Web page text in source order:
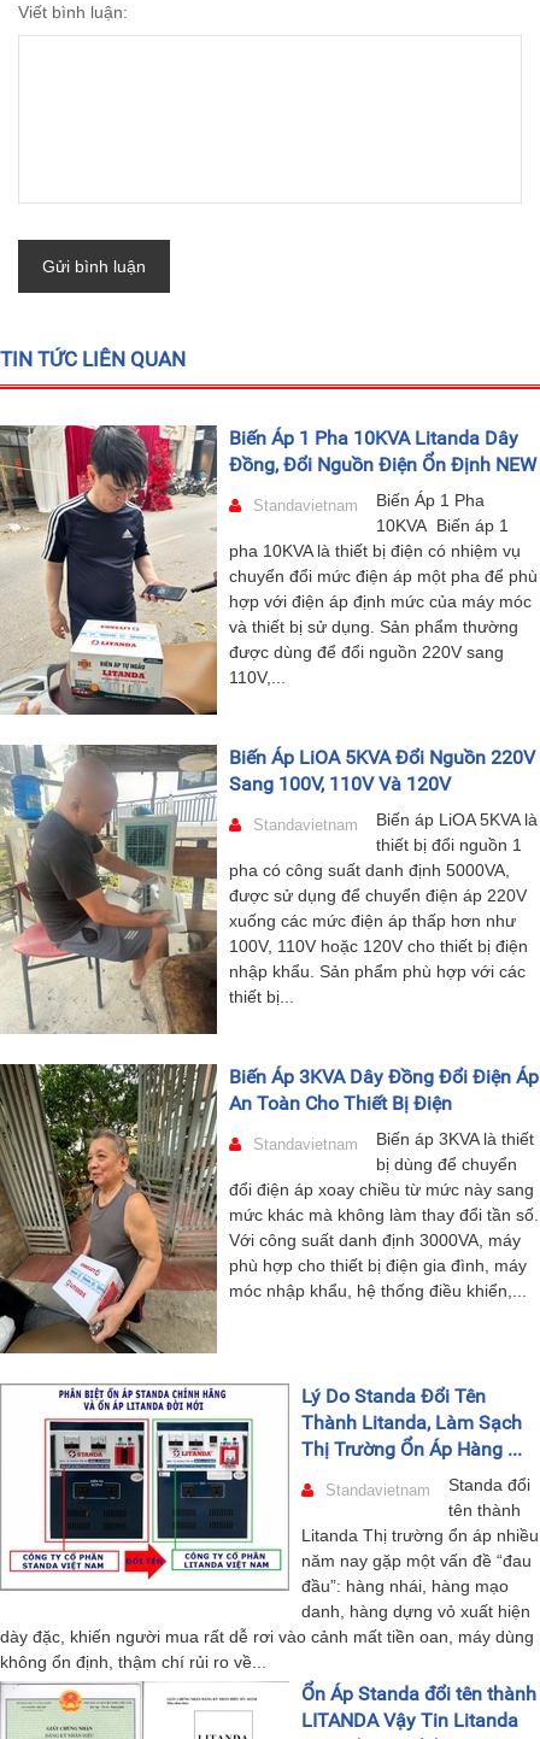
Viết bình luận:
Gửi bình luận
TIN TỨC LIÊN QUAN
Biến Áp 1 Pha 10KVA Litanda Dây
Đồng, Đổi Nguồn Điện Ổn Định NEW
Standavietnam
Biến Áp 1 Pha
10KVA Biến áp 1
pha 10KVA là thiết bị điện có nhiệm vụ
chuyển đổi mức điện áp một pha để phù
hợp với điện áp định mức của máy móc
và thiết bị sử dụng. Sản phẩm thường
được dùng để đổi nguồn 220V sang
110V,...
Biến Áp LiOA 5KVA Đổi Nguồn 220V
Sang 100V, 110V Và 120V
Standavietnam
Biến áp LiOA 5KVA là
thiết bị đổi nguồn 1
pha có công suất danh định 5000VA,
được sử dụng để chuyển điện áp 220V
xuống các mức điện áp thấp hơn như
100V, 110V hoặc 120V cho thiết bị điện
nhập khẩu. Sản phẩm phù hợp với các
thiết bị...
Biến Áp 3KVA Dây Đồng Đổi Điện Áp
An Toàn Cho Thiết Bị Điện
Standavietnam
Biến áp 3KVA là thiết
bị dùng để chuyển
đổi điện áp xoay chiều từ mức này sang
mức khác mà không làm thay đổi tần số.
Với công suất danh định 3000VA, máy
phù hợp cho thiết bị điện gia đình, máy
móc nhập khẩu, hệ thống điều khiển,...
Lý Do Standa Đổi Tên
Thành Litanda, Làm Sạch
Thị Trường Ổn Áp Hàng ...
Standavietnam
Standa đổi
tên thành
Litanda Thị trường ổn áp nhiều
năm nay gặp một vấn đề “đau
đầu”: hàng nhái, hàng mạo
danh, hàng dựng vỏ xuất hiện
dày đặc, khiến người mua rất dễ rơi vào cảnh mất tiền oan, máy dùng
không ổn định, thậm chí rủi ro về...
Ổn Áp Standa đổi tên thành
LITANDA Vậy Tin Litanda